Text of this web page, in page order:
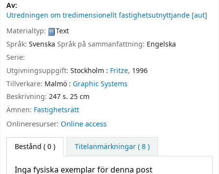
Av:
Utredningen om tredimensionellt fastighetsutnyttjande [aut]
Materialtyp:
Text
Språk: Svenska Språk på sammanfattning: Engelska
Serie:
Utgivningsuppgift: Stockholm : Fritze, 1996
Tillverkare: Malmö : Graphic Systems
Beskrivning: 247 s. 25 cm
Ämnen: Fastighetsrätt
Onlineresurser: Online access
Bestånd ( 0 ) Titelanmärkningar ( 8 )
Inga fysiska exemplar för denna post